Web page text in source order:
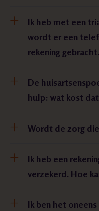
Ik heb met een
wordt er een
rekening
De
hulp: wat kost
Wordt de zorg
Ik heb een
verzekerd. Hoe
Ik ben het